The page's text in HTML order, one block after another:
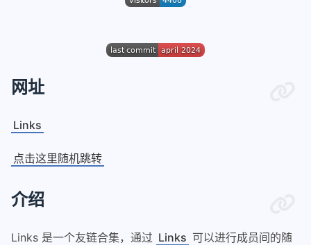
网址
Links
点击这里随机跳转
介绍
Links 是一个友链合集，通过 Links 可以进行成员间的随